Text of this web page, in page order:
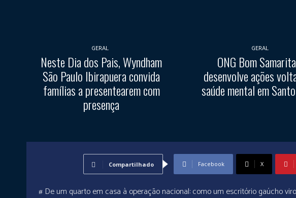
GERAL
Neste Dia dos Pais, Wyndham
São Paulo Ibirapuera convida
famílias a presentearem com
presença
GERAL
ONG Bom
desenvolve ações
saúde mental em
Compartilhado Facebook X
# De um quarto em casa à operação nacional: como um escritório gaúcho